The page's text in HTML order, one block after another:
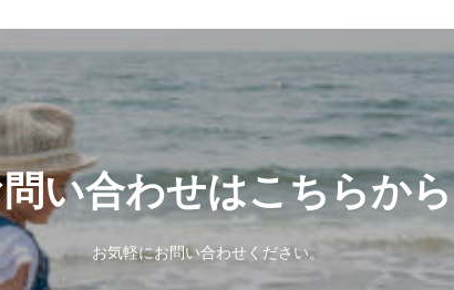
い合わせはこちらから
お気軽にお問い合わせください。